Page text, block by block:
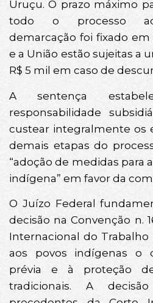
Uruçu. O prazo máximo
todo o processo
demarcação foi fixado em
e a União estão sujeitas a
R$ 5 mil em caso de
A sentença
responsabilidade
custear integralmente os
demais etapas do
“adoção de medidas para
indígena” em favor da
O Juízo Federal
decisão na Convenção n.
Internacional do Trabalho
aos povos indígenas o
prévia e à proteção
tradicionais. A